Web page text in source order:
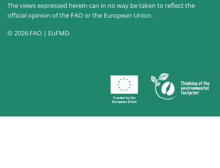
The views expressed herein can in no way be taken to reflect the
official opinion of the FAO or the European Union.
© 2026 FAO | EuFMD